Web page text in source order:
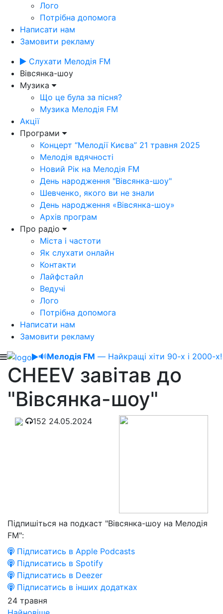
Лого
Потрібна допомога
Написати нам
Замовити рекламу
Слухати Мелодія FM
Вівсянка-шоу
Музика
Що це була за пісня?
Музика Мелодія FM
Акції
Програми
Концерт “Мелодії Києва” 21 травня 2025
Мелодія вдячності
Новий Рік на Мелодія FM
День народження "Вівсянка-шоу"
Шевченко, якого ви не знали
День народження «Вівсянка-шоу»
Архів програм
Про радіо
Міста і частоти
Як слухати онлайн
Контакти
Лайфстайл
Ведучі
Лого
Потрібна допомога
Написати нам
Замовити рекламу
🔊Мелодія FM — Найкращі хіти 90-х і 2000-х!
CHEEV завітав до
"Вівсянка-шоу"
152 24.05.2024
Підпишіться на подкаст "Вівсянка-шоу на Мелодія
FM":
Підписатись в Apple Podcasts
Підписатись в Spotify
Підписатись в Deezer
Підписатись в інших додатках
24 травня